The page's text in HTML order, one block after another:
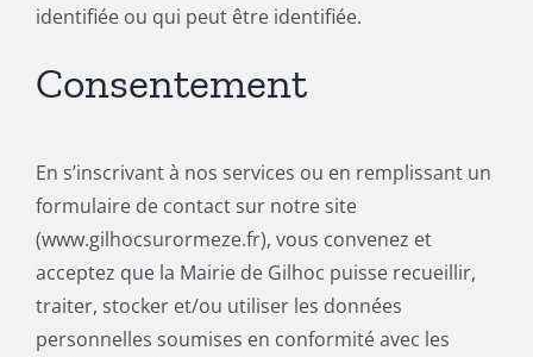
identifiée ou qui peut être identifiée.
Consentement
En s’inscrivant à nos services ou en remplissant un
formulaire de contact sur notre site
(www.gilhocsurormeze.fr), vous convenez et
acceptez que la Mairie de Gilhoc puisse recueillir,
traiter, stocker et/ou utiliser les données
personnelles soumises en conformité avec les